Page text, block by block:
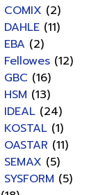
COMIX (2)
(11)
(2)
Fellowes (12)
(16)
(13)
IDEAL (24)
(1)
(11)
(5)
(5)